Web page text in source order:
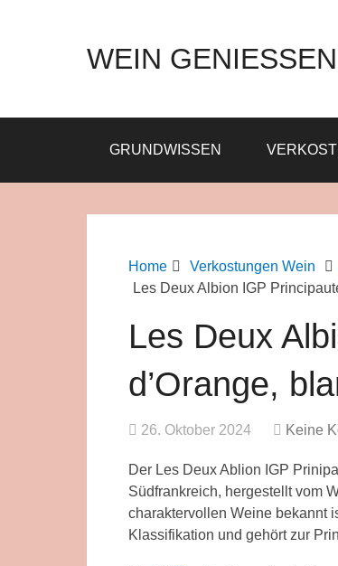
WEIN GENIESSEN
GRUNDWISSEN
Home Verkostungen Wein
Les Deux Albion IGP
Les Deux
d’Orange,
26. Oktober 2024 Keine
Der Les Deux Ablion IGP
Südfrankreich, hergestellt vom
charaktervollen Weine bekannt
Klassifikation und gehört zur